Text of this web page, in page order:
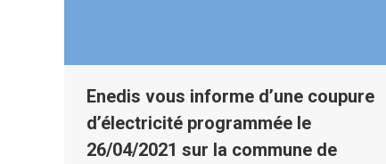
Enedis vous informe d’une coupure
d’électricité programmée le
26/04/2021 sur la commune de